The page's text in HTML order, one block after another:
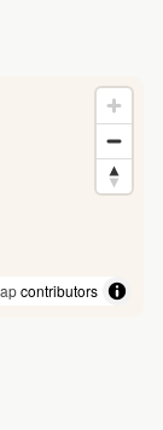
contributors